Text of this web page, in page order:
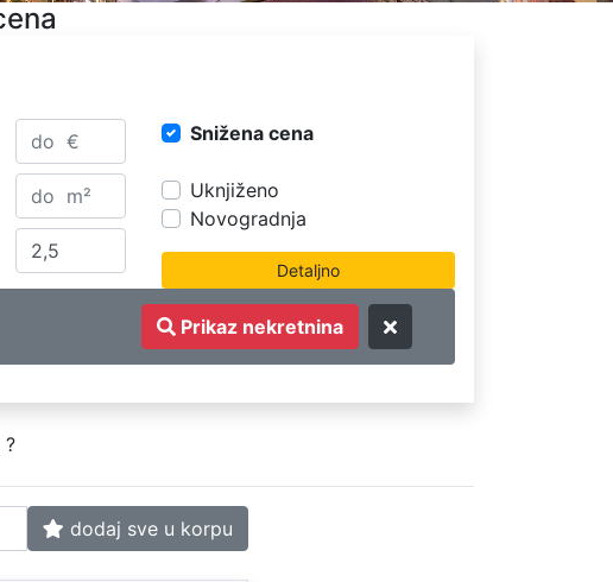
Snižena cena
Uknjiženo
Novogradnja
Prikaz nekretnina
?
dodaj sve u korpu